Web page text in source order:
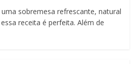
sobremesa refrescante, natural
receita é perfeita. Além de